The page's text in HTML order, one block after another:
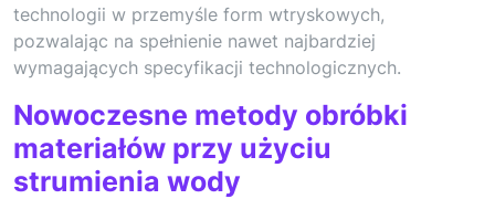
technologii w przemyśle form wtryskowych,
pozwalając na spełnienie nawet najbardziej
wymagających specyfikacji technologicznych.
Nowoczesne metody obróbki
materiałów przy użyciu
strumienia wody